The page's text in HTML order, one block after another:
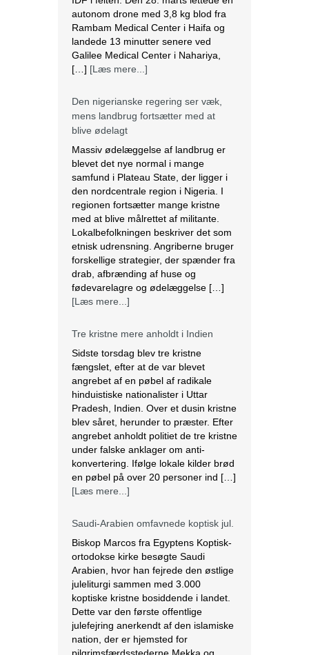
Den nigerianske regering ser væk,
mens landbrug fortsætter med at
blive ødelagt
Massiv ødelæggelse af landbrug er
samfund i Plateau State, der ligger i
den nordcentrale region i Nigeria. I
regionen fortsætter mange kristne
Lokalbefolkningen beskriver det som
etnisk udrensning. Angriberne bruger
forskellige strategier, der spænder fra
drab, afbrænding af huse og
fødevarelagre og ødelæggelse […]
[Læs mere...]
Tre kristne mere anholdt i Indien
Sidste torsdag blev tre kristne
fængslet, efter at de var blevet
angrebet af en pøbel af radikale
Pradesh, Indien. Over et dusin kristne
angrebet anholdt politiet de tre kristne
under falske anklager om anti-
konvertering. Ifølge lokale kilder brød
en pøbel på over 20 personer ind […]
[Læs mere...]
Saudi-Arabien omfavnede koptisk jul.
Biskop Marcos fra Egyptens Koptisk-
ortodokse kirke besøgte Saudi
Arabien, hvor han fejrede den østlige
koptiske kristne bosiddende i landet.
julefejring anerkendt af den islamiske
nation, der er hjemsted for
pilgrimsfærdsstederne Mekka og
Medina. Marcos besøgte Saudi
Arabien første gang i 2012 for at
hjælpe med at […][Læs mere...]
Lesbisk par i Costa Rica bliver viet